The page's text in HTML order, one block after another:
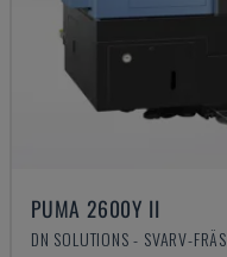
PUMA 2600Y II
DN SOLUTIONS - SVARV-